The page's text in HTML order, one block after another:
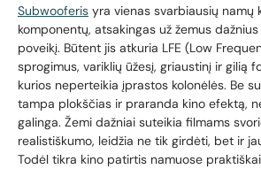
Subwooferis yra vienas svarbiausių namų
komponentų, atsakingas už žemus
poveikį. Būtent jis atkuria LFE (Low
sprogimus, variklių ūžesį, griaustinį ir gilią
kurios neperteikia įprastos kolonėlės. Be
tampa plokščias ir praranda kino efektą,
galinga. Žemi dažniai suteikia filmams
realistiškumo, leidžia ne tik girdėti, bet ir
Todėl tikra kino patirtis namuose